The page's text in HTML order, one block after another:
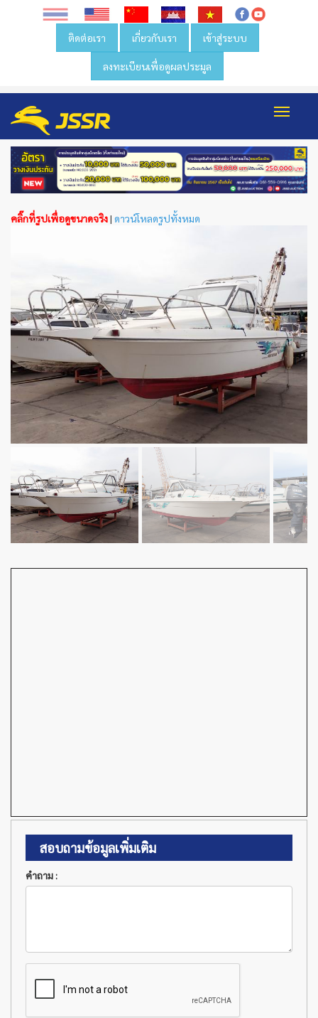
ติดต่อเรา เกี่ยวกับเรา เข้าสู่ระบบ
ลงทะเบียนเพื่อดูผลประมูล
คลิ๊กที่รูปเพื่อดูขนาดจริง| ดาวน์โหลดรูปทั้งหมด
สอบถามข้อมูลเพิ่มเติม
คำถาม :